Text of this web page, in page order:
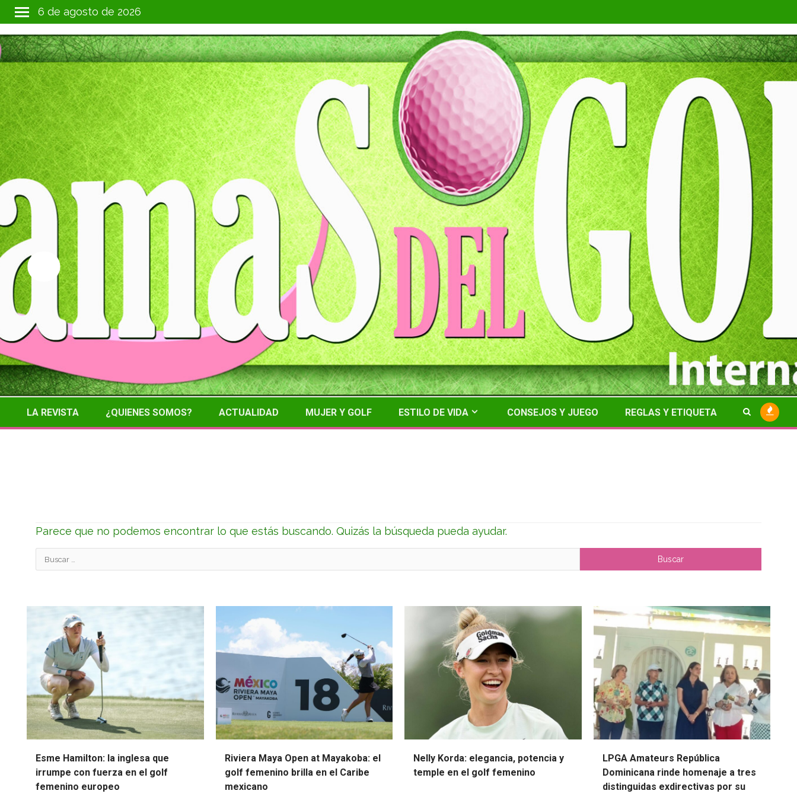
al
contenido
6 de agosto de 2026
.
LA REVISTA ¿QUIENES SOMOS? ACTUALIDAD MUJER Y GOLF ESTILO DE VIDA CONSEJOS Y JUEGO REGLAS Y ETIQUETA
Parece que no podemos encontrar lo que estás buscando. Quizás la búsqueda pueda ayudar.
Buscar:
Esme Hamilton: la inglesa que
irrumpe con fuerza en el golf
femenino europeo
Riviera Maya Open at Mayakoba: el
golf femenino brilla en el Caribe
mexicano
Nelly Korda: elegancia, potencia y
temple en el golf femenino
LPGA Amateurs República
Dominicana rinde homenaje a tres
distinguidas exdirectivas por su